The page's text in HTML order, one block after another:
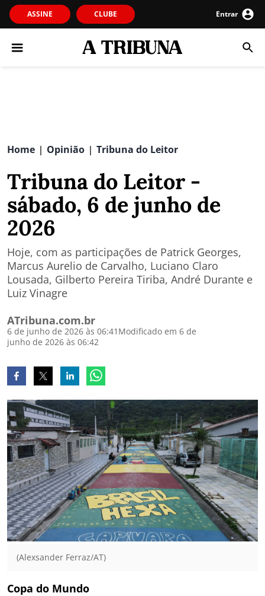
ASSINE CLUBE Entrar
Home | Opinião | Tribuna do Leitor
Tribuna do Leitor -
sábado, 6 de junho de
2026
Hoje, com as participações de Patrick Georges,
Marcus Aurelio de Carvalho, Luciano Claro
Lousada, Gilberto Pereira Tiriba, André Durante e
Luiz Vinagre
ATribuna.com.br
6 de junho de 2026 às 06:41 Modificado em 6 de
junho de 2026 às 06:42
(Alexsander Ferraz/AT)
Copa do Mundo